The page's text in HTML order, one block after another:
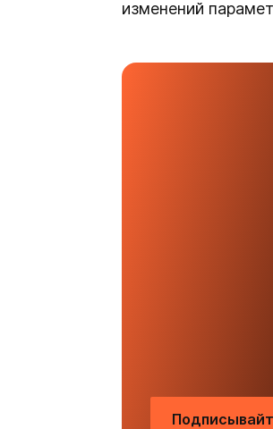
изменений